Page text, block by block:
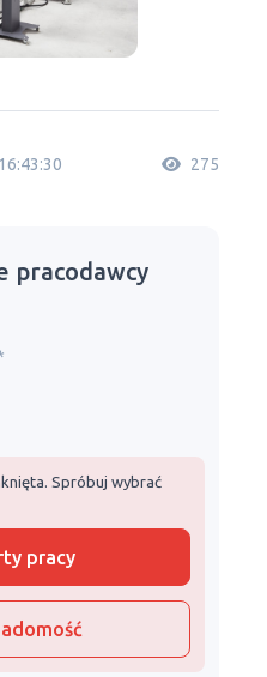
275
pracodawcy
Spróbuj wybrać
pracy